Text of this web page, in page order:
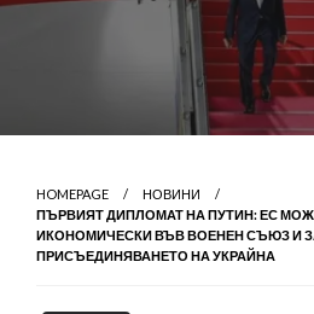
HOMEPAGE
НОВИНИ
ПЪРВИЯТ ДИПЛОМАТ НА ПУТИН: ЕС
ИКОНОМИЧЕСКИ ВЪВ ВОЕНЕН СЪЮЗ И
ПРИСЪЕДИНЯВАНЕТО НА УКРАЙНА